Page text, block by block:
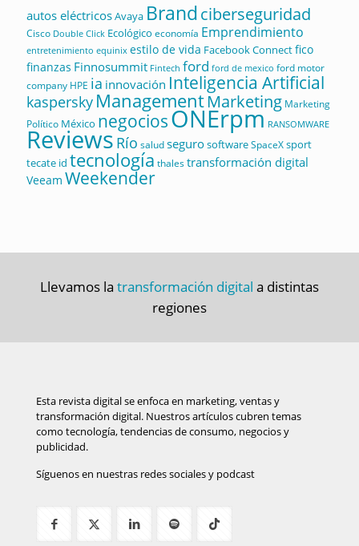
autos eléctricosAvaya Brandciberseguridad
Cisco Double Click Ecológico economía Emprendimiento
entretenimiento equinix estilo de vida Facebook Connectfico
finanzas Finnosummit Fintech ford ford de mexico ford motor
company HPE ia innovación Inteligencia Artificial
kaspersky ManagementMarketing Marketing
Político México negociosONErpm RANSOMWARE
Reviews Río saludsegurosoftwareSpaceXsport
tecate id tecnología thalestransformación digital
Veeam Weekender
Llevamos la transformación digital a distintas
regiones
Esta revista digital se enfoca en marketing, ventas y
transformación digital. Nuestros artículos cubren temas
como tecnología, tendencias de consumo, negocios y
publicidad.
Síguenos en nuestras redes sociales y podcast